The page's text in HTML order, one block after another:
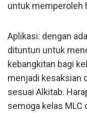
untuk memperoleh
Aplikasi: dengan
dituntun untuk
kebangkitan bagi
menjadi kesaksian
sesuai Alkitab.
semoga kelas